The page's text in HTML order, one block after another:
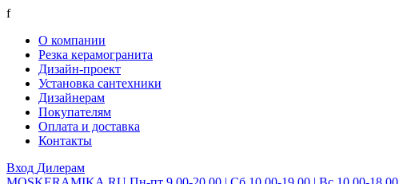
f
О компании
Резка керамогранита
Дизайн-проект
Установка сантехники
Дизайнерам
Покупателям
Оплата и доставка
Контакты
Вход Дилерам